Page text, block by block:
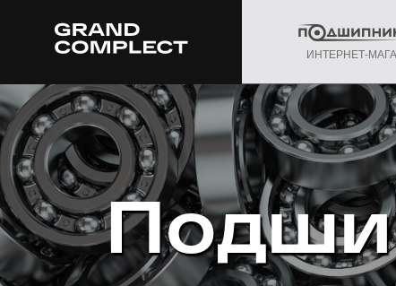
ИНТЕРНЕТ-